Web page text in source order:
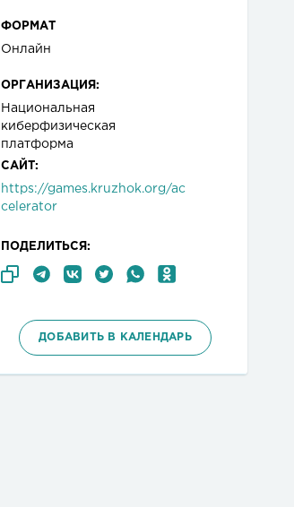
ФОРМАТ
Онлайн
ОРГАНИЗАЦИЯ:
Национальная
киберфизическая
платформа
САЙТ:
https://games.kruzhok.org/ac
celerator
ПОДЕЛИТЬСЯ:
ДОБАВИТЬ В КАЛЕНДАРЬ